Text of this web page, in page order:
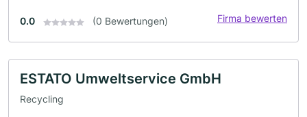
0.0 (0 Bewertungen) Firma bewerten
ESTATO Umweltservice GmbH
Recycling